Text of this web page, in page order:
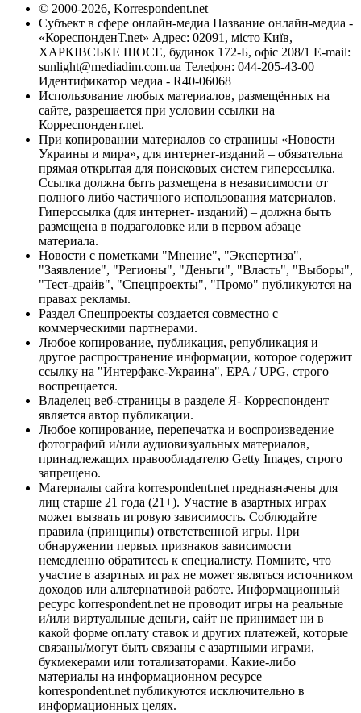
© 2000-2026, Korrespondent.net
Субъект в сфере онлайн-медиа Название онлайн-медиа -
«КореспонденТ.net» Адрес: 02091, місто Київ,
ХАРКІВСЬКЕ ШОСЕ, будинок 172-Б, офіс 208/1 E-mail:
sunlight@mediadim.com.ua Телефон: 044-205-43-00
Идентификатор медиа - R40-06068
Использование любых материалов, размещённых на
сайте, разрешается при условии ссылки на
Корреспондент.net.
При копировании материалов со страницы «Новости
Украины и мира», для интернет-изданий – обязательна
прямая открытая для поисковых систем гиперссылка.
Ссылка должна быть размещена в независимости от
полного либо частичного использования материалов.
Гиперссылка (для интернет- изданий) – должна быть
размещена в подзаголовке или в первом абзаце
материала.
Новости с пометками "Мнение", "Экспертиза",
"Заявление", "Регионы", "Деньги", "Власть", "Выборы",
"Тест-драйв", "Спецпроекты", "Промо" публикуются на
правах рекламы.
Раздел Спецпроекты создается совместно с
коммерческими партнерами.
Любое копирование, публикация, републикация и
другое распространение информации, которое содержит
ссылку на "Интерфакс-Украина", EPA / UPG, строго
воспрещается.
Владелец веб-страницы в разделе Я- Корреспондент
является автор публикации.
Любое копирование, перепечатка и воспроизведение
фотографий и/или аудиовизуальных материалов,
принадлежащих правообладателю Getty Images, строго
запрещено.
Материалы сайта korrespondent.net предназначены для
лиц старше 21 года (21+). Участие в азартных играх
может вызвать игровую зависимость. Соблюдайте
правила (принципы) ответственной игры. При
обнаружении первых признаков зависимости
немедленно обратитесь к специалисту. Помните, что
участие в азартных играх не может являться источником
доходов или альтернативой работе. Информационный
ресурс korrespondent.net не проводит игры на реальные
и/или виртуальные деньги, сайт не принимает ни в
какой форме оплату ставок и других платежей, которые
связаны/могут быть связаны с азартными играми,
букмекерами или тотализаторами. Какие-либо
материалы на информационном ресурсе
korrespondent.net публикуются исключительно в
информационных целях.